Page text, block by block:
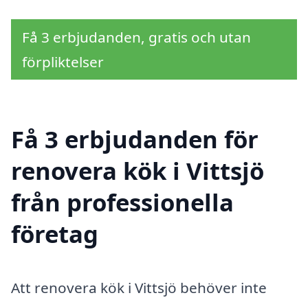
Få 3 erbjudanden, gratis och utan
förpliktelser
Få 3 erbjudanden för
renovera kök i Vittsjö
från professionella
företag
Att renovera kök i Vittsjö behöver inte